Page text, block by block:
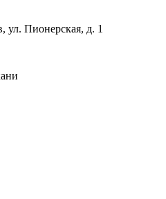
ул. Пионерская, д. 1